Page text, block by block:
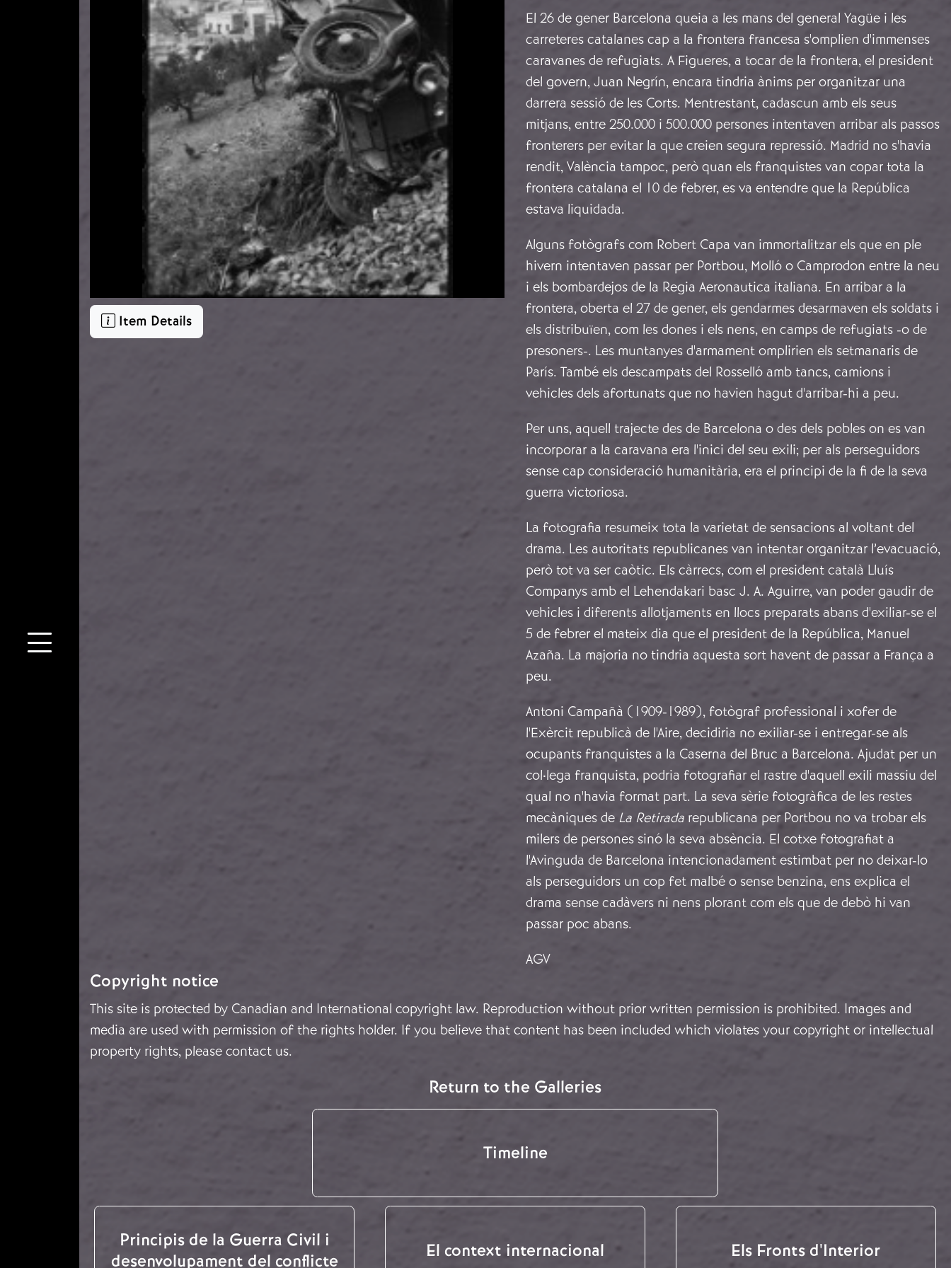
Item Details
El 26 de gener Barcelona queia a les mans del general Yagüe i les
carreteres catalanes cap a la frontera francesa s'omplien d'immenses
caravanes de refugiats. A Figueres, a tocar de la frontera, el president
del govern, Juan Negrín, encara tindria ànims per organitzar una
darrera sessió de les Corts. Mentrestant, cadascun amb els seus
mitjans, entre 250.000 i 500.000 persones intentaven arribar als passos
fronterers per evitar la que creien segura repressió. Madrid no s'havia
rendit, València tampoc, però quan els franquistes van copar tota la
frontera catalana el 10 de febrer, es va entendre que la República
estava liquidada.
Alguns fotògrafs com Robert Capa van immortalitzar els que en ple
hivern intentaven passar per Portbou, Molló o Camprodon entre la neu
i els bombardejos de la Regia Aeronautica italiana. En arribar a la
frontera, oberta el 27 de gener, els gendarmes desarmaven els soldats i
els distribuïen, com les dones i els nens, en camps de refugiats -o de
presoners-. Les muntanyes d'armament omplirien els setmanaris de
París. També els descampats del Rosselló amb tancs, camions i
vehicles dels afortunats que no havien hagut d'arribar-hi a peu.
Per uns, aquell trajecte des de Barcelona o des dels pobles on es van
incorporar a la caravana era l'inici del seu exili; per als perseguidors
sense cap consideració humanitària, era el principi de la fi de la seva
guerra victoriosa.
La fotografia resumeix tota la varietat de sensacions al voltant del
drama. Les autoritats republicanes van intentar organitzar l’evacuació,
però tot va ser caòtic. Els càrrecs, com el president català Lluís
Companys amb el Lehendakari basc J. A. Aguirre, van poder gaudir de
vehicles i diferents allotjaments en llocs preparats abans d'exiliar-se el
5 de febrer el mateix dia que el president de la República, Manuel
Azaña. La majoria no tindria aquesta sort havent de passar a França a
peu.
Antoni Campañà (1909-1989), fotògraf professional i xofer de
l'Exèrcit republicà de l'Aire, decidiria no exiliar-se i entregar-se als
ocupants franquistes a la Caserna del Bruc a Barcelona. Ajudat per un
col·lega franquista, podria fotografiar el rastre d'aquell exili massiu del
qual no n'havia format part. La seva sèrie fotogràfica de les restes
mecàniques de La Retirada republicana per Portbou no va trobar els
milers de persones sinó la seva absència. El cotxe fotografiat a
l'Avinguda de Barcelona intencionadament estimbat per no deixar-lo
als perseguidors un cop fet malbé o sense benzina, ens explica el
drama sense cadàvers ni nens plorant com els que de debò hi van
passar poc abans.
AGV
Copyright notice
This site is protected by Canadian and International copyright law. Reproduction without prior written permission is prohibited. Images and
media are used with permission of the rights holder. If you believe that content has been included which violates your copyright or intellectual
property rights, please contact us.
Return to the Galleries
Timeline
Principis de la Guerra Civil i
desenvolupament del conflicte
El context internacional Els Fronts d'Interior